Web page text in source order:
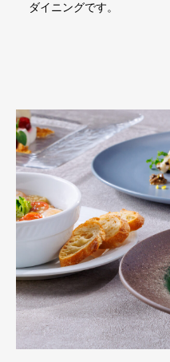
ダイニングです。